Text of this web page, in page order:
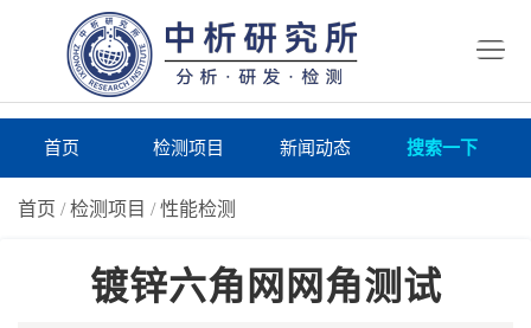
首页 检测项目 新闻动态 搜索一下
首页 /检测项目 /性能检测
镀锌六角网网角测试